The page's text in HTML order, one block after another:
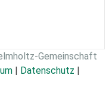
Gemeinschaft
| Datenschutz |